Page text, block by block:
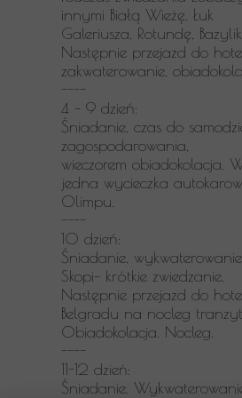
innymi Białą Wieżę, Łuk
Galeriusza, Rotundę,
Następnie przejazd do
zakwaterowanie,
----
4 – 9 dzień:
Śniadanie, czas do
zagospodarowania,
wieczorem obiadokolacja.
jedna wycieczka
Olimpu.
----
10 dzień:
Śniadanie,
Skopi– krótkie zwiedzanie.
Następnie przejazd do
Belgradu na nocleg
Obiadokolacja. Nocleg.
----
11-12 dzień:
Śniadanie.